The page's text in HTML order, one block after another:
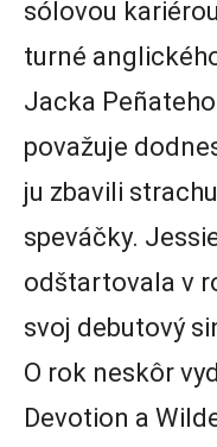
sólovou
turné
Jacka
považuje
ju zbavili
speváčky.
odštartovala v
svoj debutový
O rok neskôr
Devotion a